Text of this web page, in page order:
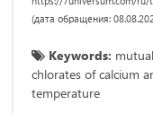
(дата обращения:
Keywords:
chlorates of calcium
temperature